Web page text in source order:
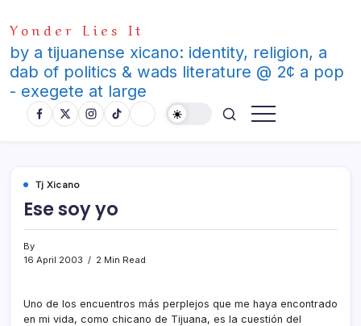
to
content
Yonder Lies It
by a tijuanense xicano: identity, religion, a
dab of politics & wads literature @ 2¢ a pop
- exegete at large
Tj Xicano
Ese soy yo
By
16 April 2003
2 Min Read
Uno de los encuentros más perplejos que me haya encontrado
en mi vida, como chicano de Tijuana, es la cuestión del